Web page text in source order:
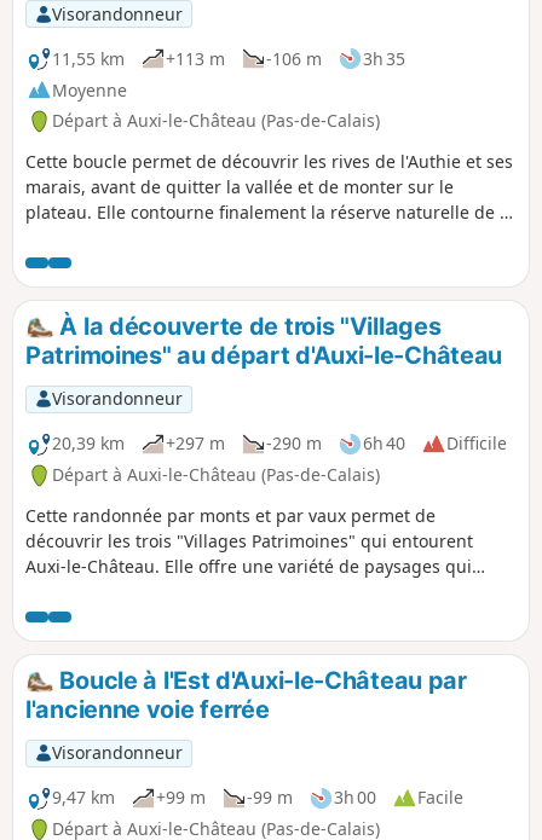
Visorandonneur
11,55 km
+113 m -106 m
3h 35
Moyenne
Départ à Auxi-le-Château (Pas-de-Calais)
Cette boucle permet de découvrir les rives de l'Authie et ses
marais, avant de quitter la vallée et de monter sur le
plateau. Elle contourne finalement la réserve naturelle de la
Château et son église classée du XVe siècle.
À la découverte de trois "Villages
Patrimoines" au départ d'Auxi-le-Château
Visorandonneur
20,39 km
+297 m -290 m 6h 40
Difficile
Départ à Auxi-le-Château (Pas-de-Calais)
Cette randonnée par monts et par vaux permet de
découvrir les trois "Villages Patrimoines" qui entourent
Auxi-le-Château. Elle offre une variété de paysages qui
et au respect de la diversité.
Boucle à l'Est d'Auxi-le-Château par
l'ancienne voie ferrée
Visorandonneur
9,47 km
+99 m -99 m 3h 00
Facile
Départ à Auxi-le-Château (Pas-de-Calais)